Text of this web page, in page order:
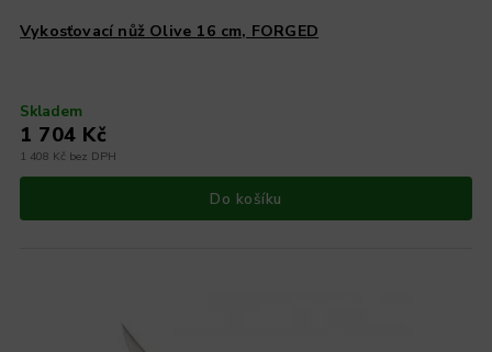
Vykosťovací nůž Olive 16 cm, FORGED
Skladem
1 408 Kč bez DPH
1 704 Kč
Do košíku